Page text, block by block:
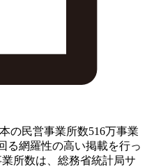
の民営事業所数516万事業
る網羅性の高い掲載を行っ
所数は、総務省統計局サ